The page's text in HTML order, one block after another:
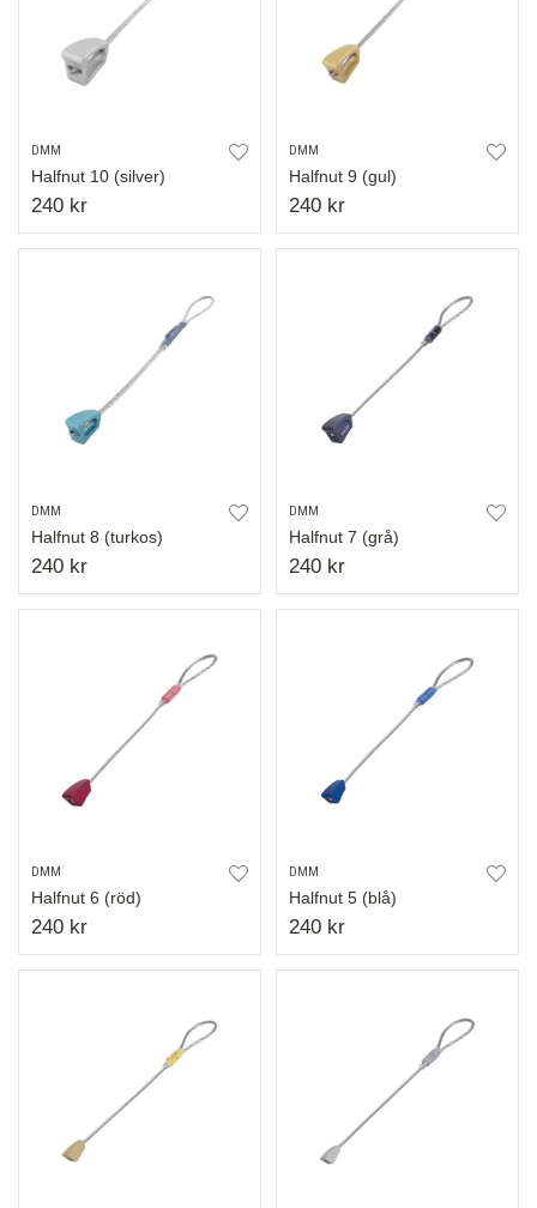
DMM
Halfnut 10 (silver)
240 kr
DMM
Halfnut 9 (gul)
240 kr
DMM
Halfnut 8 (turkos)
240 kr
DMM
Halfnut 7 (grå)
240 kr
DMM
Halfnut 6 (röd)
240 kr
DMM
Halfnut 5 (blå)
240 kr